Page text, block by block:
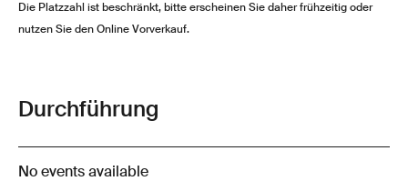
Die Platzzahl ist beschränkt, bitte erscheinen Sie daher frühzeitig oder
nutzen Sie den Online Vorverkauf.
Durchführung
No events available